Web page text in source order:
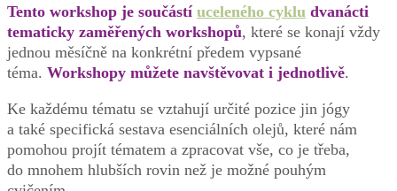
Tento workshop je součástí uceleného cyklu dvanácti
tematicky zaměřených workshopů, které se konají vždy
jednou měsíčně na konkrétní předem vypsané
téma. Workshopy můžete navštěvovat i jednotlivě.
Ke každému tématu se vztahují určité pozice jin jógy
a také specifická sestava esenciálních olejů, které nám
pomohou projít tématem a zpracovat vše, co je třeba,
do mnohem hlubších rovin než je možné pouhým